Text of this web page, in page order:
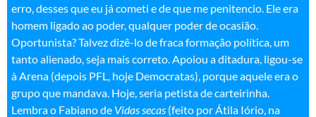
erro, desses que eu já cometi e de que me penitencio. Ele era
homem ligado ao poder, qualquer poder de ocasião.
Oportunista? Talvez dizê-lo de fraca formação política, um
tanto alienado, seja mais correto. Apoiou a ditadura, ligou-se
à Arena (depois PFL, hoje Democratas), porque aquele era o
grupo que mandava. Hoje, seria petista de carteirinha.
Lembra o Fabiano de Vidas secas (feito por Átila Iório, na